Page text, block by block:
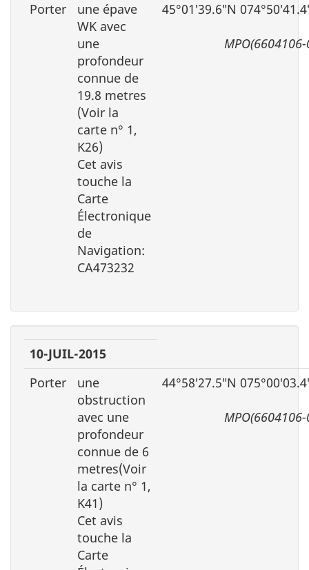
Porter
une épave
WK avec
une
profondeur
connue de
19.8 metres
(Voir la
carte n° 1,
K26)
Cet avis
touche la
Carte
Électronique
de
Navigation:
CA473232
45°01′39.6″N
10-JUIL-2015
Porter
une
obstruction
avec une
profondeur
connue de 6
metres(Voir
la carte n° 1,
K41)
Cet avis
touche la
Carte
44°58′27.5″N